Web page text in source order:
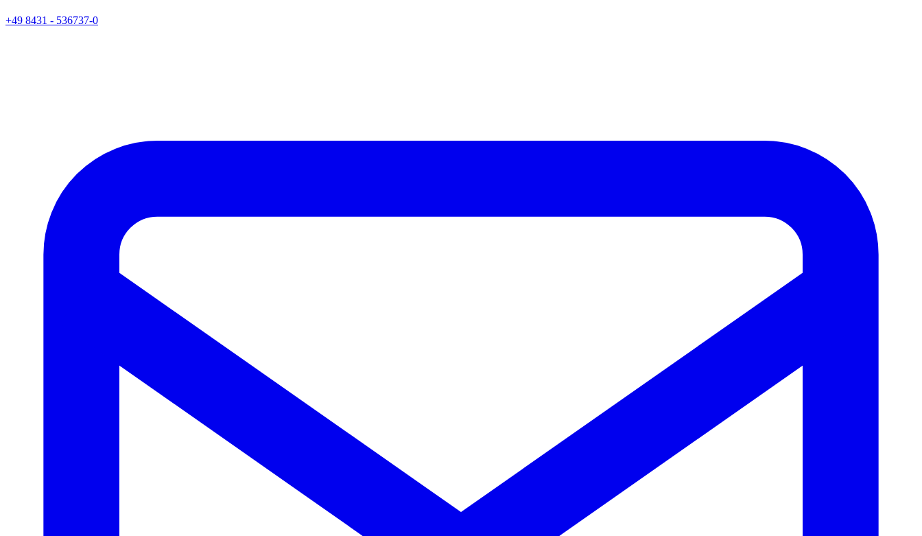
+49 8431 - 536737-0